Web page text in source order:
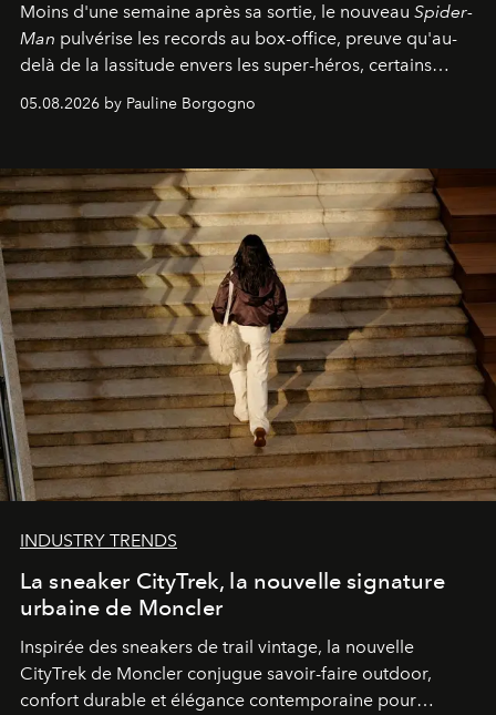
Moins d'une semaine après sa sortie, le nouveau Spider-
Man pulvérise les records au box-office, preuve qu'au-
delà de la lassitude envers les super-héros, certains
personnages continuent de susciter une ferveur intacte.
05.08.2026 by Pauline Borgogno
INDUSTRY TRENDS
La sneaker CityTrek, la nouvelle signature
urbaine de Moncler
Inspirée des sneakers de trail vintage, la nouvelle
CityTrek de Moncler conjugue savoir-faire outdoor,
confort durable et élégance contemporaine pour